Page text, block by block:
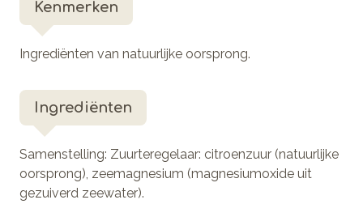
Kenmerken
Ingrediënten van natuurlijke oorsprong.
Ingrediënten
Samenstelling: Zuurteregelaar: citroenzuur (natuurlijke
oorsprong), zeemagnesium (magnesiumoxide uit
gezuiverd zeewater).